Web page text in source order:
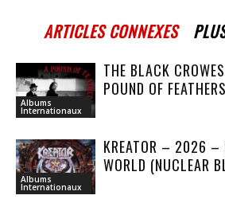
ARTICLES CONNEXES
Albums
Internationaux
THE BLACK
POUND OF
Albums
Internationaux
KREATOR – 2026 –
WORLD (NUCLEAR